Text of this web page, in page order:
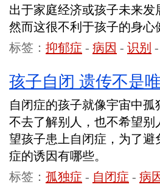
出于家庭经济或孩子未来
然而这很不利于孩子的身
标签： 抑郁症 - 病因 - 识别 -
孩子自闭 遗传不是
自闭症的孩子就像宇宙中
不去了解别人，也不希望
望孩子患上自闭症，为了
症的诱因有哪些。
标签： 孤独症 - 自闭症 - 病